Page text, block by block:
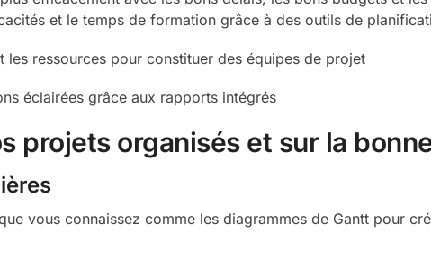
et le temps de formation grâce à des outils de
les ressources pour constituer des équipes de projet
éclairées grâce aux rapports intégrés
projets organisés et sur la
vous connaissez comme les diagrammes de Gantt pour